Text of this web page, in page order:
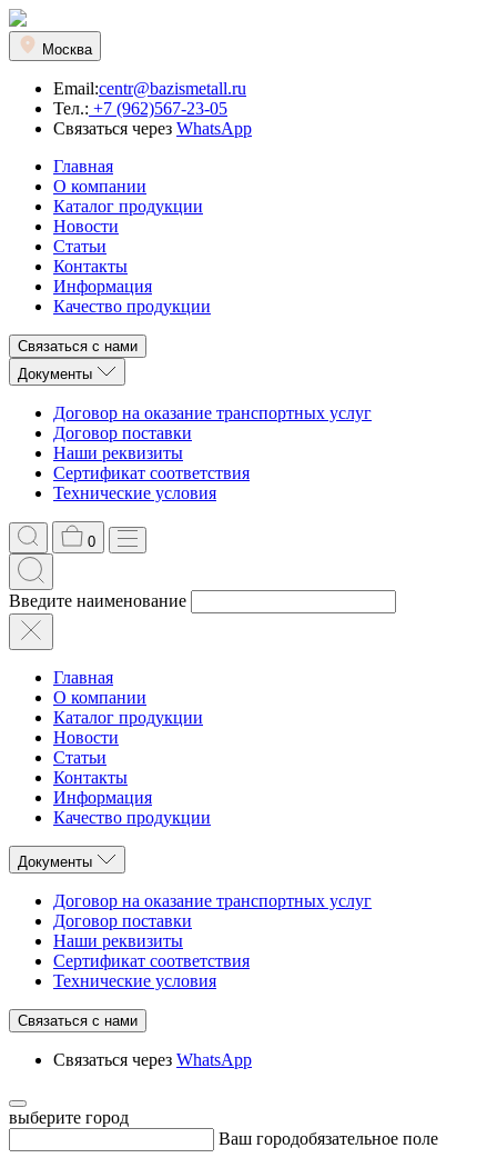
Москва
Email:centr@bazismetall.ru
Тел.: +7 (962)567-23-05
Связаться через WhatsApp
Главная
О компании
Каталог продукции
Новости
Статьи
Контакты
Информация
Качество продукции
Связаться с нами
Документы
Договор на оказание транспортных услуг
Договор поставки
Наши реквизиты
Сертификат соответствия
Технические условия
0
Введите наименование
Главная
О компании
Каталог продукции
Новости
Статьи
Контакты
Информация
Качество продукции
Документы
Договор на оказание транспортных услуг
Договор поставки
Наши реквизиты
Сертификат соответствия
Технические условия
Связаться с нами
Связаться через WhatsApp
выберите город
Ваш городобязательное поле